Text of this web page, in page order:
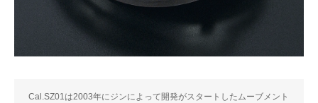
Cal.SZ01は2003年にジンによって開発がスタートしたムーブメント